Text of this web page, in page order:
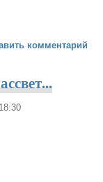
комментарий